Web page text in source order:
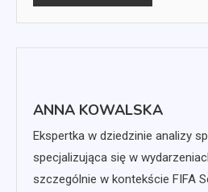
ANNA KOWALSKA
Ekspertka w dziedzinie analizy
specjalizująca się w
szczególnie w kontekście FIFA